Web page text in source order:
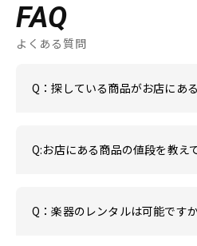
FAQ
よくある質問
Q：探している商品がお店にあ
Q:お店にある商品の値段を教え
Q：楽器のレンタルは可能です